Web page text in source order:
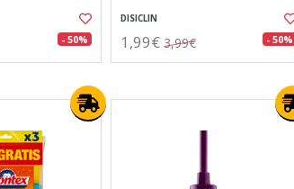
- 50%
DISICLIN
1,99€ 3,99€ - 50%